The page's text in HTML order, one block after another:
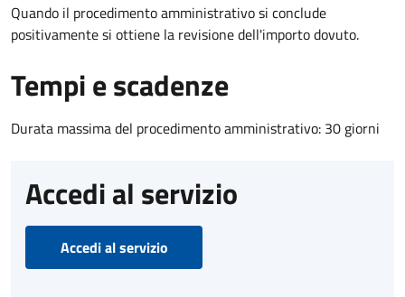
Quando il procedimento amministrativo si conclude
positivamente si ottiene la revisione dell'importo dovuto.
Tempi e scadenze
Durata massima del procedimento amministrativo: 30 giorni
Accedi al servizio
Accedi al servizio